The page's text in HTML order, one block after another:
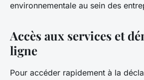
environnementale au sein des
Accès aux services et
ligne
Pour accéder rapidement à la